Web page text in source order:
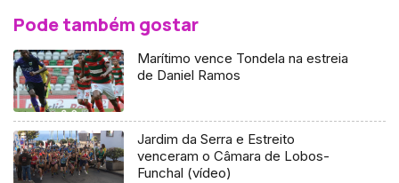
Pode também gostar
Marítimo vence Tondela na estreia
de Daniel Ramos
Jardim da Serra e Estreito
venceram o Câmara de Lobos-
Funchal (vídeo)